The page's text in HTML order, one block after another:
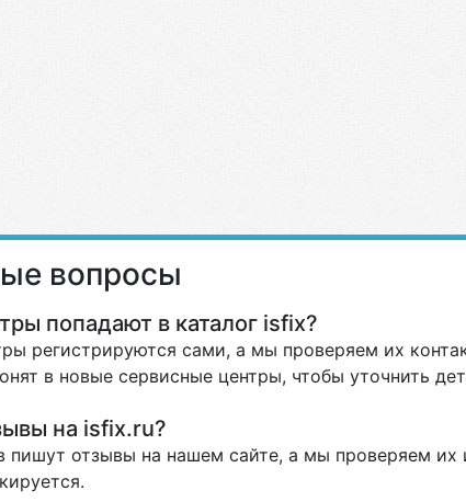
вопросы
попадают в каталог isfix?
регистрируются сами, а мы проверяем их
в новые сервисные центры, чтобы уточнить
на isfix.ru?
пишут отзывы на нашем сайте, а мы проверяем